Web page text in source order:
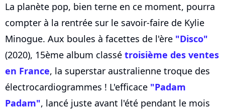
La planète pop, bien terne en ce moment, pourra
compter à la rentrée sur le savoir-faire de Kylie
Minogue. Aux boules à facettes de l'ère "Disco"
(2020), 15ème album classé troisième des ventes
en France, la superstar australienne troque des
électrocardiogrammes ! L'efficace "Padam
Padam", lancé juste avant l'été pendant le mois